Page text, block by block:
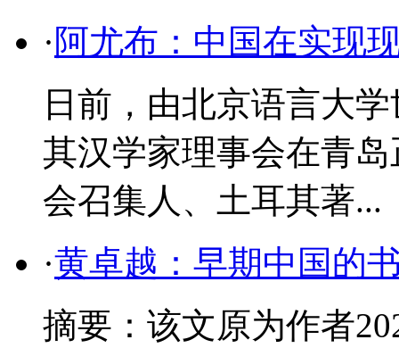
·阿尤布：中国在实现
日前，由北京语言大
其汉学家理事会在青
会召集人、土耳其著...
·黄卓越：早期中国的
摘要：该文原为作者